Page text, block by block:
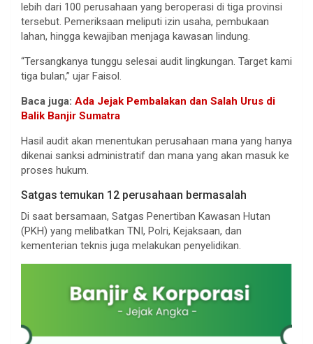
lebih dari 100 perusahaan yang beroperasi di tiga provinsi
tersebut. Pemeriksaan meliputi izin usaha, pembukaan
lahan, hingga kewajiban menjaga kawasan lindung.
“Tersangkanya tunggu selesai audit lingkungan. Target kami
tiga bulan,” ujar Faisol.
Baca juga: Ada Jejak Pembalakan dan Salah Urus di
Balik Banjir Sumatra
Hasil audit akan menentukan perusahaan mana yang hanya
dikenai sanksi administratif dan mana yang akan masuk ke
proses hukum.
Satgas temukan 12 perusahaan bermasalah
Di saat bersamaan, Satgas Penertiban Kawasan Hutan
(PKH) yang melibatkan TNI, Polri, Kejaksaan, dan
kementerian teknis juga melakukan penyelidikan.